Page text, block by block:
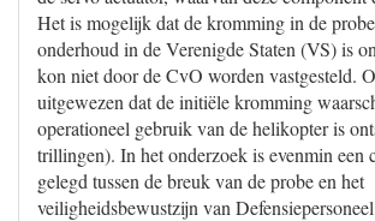
Het is mogelijk dat de kromming in de
onderhoud in de Verenigde Staten (VS) is
kon niet door de CvO worden vastgesteld.
uitgewezen dat de initiële kromming
operationeel gebruik van de helikopter is
trillingen). In het onderzoek is evenmin een
gelegd tussen de breuk van de probe en het
veiligheidsbewustzijn van